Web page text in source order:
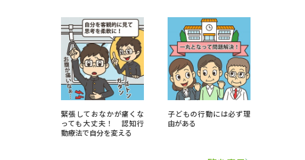
緊張しておなかが痛くな
っても大丈夫！ 認知行
動療法で自分を変える
子どもの行動には必ず理
由がある